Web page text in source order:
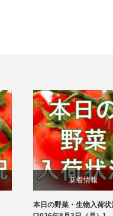
新着情報
ブログ
本日の野菜・生物入荷